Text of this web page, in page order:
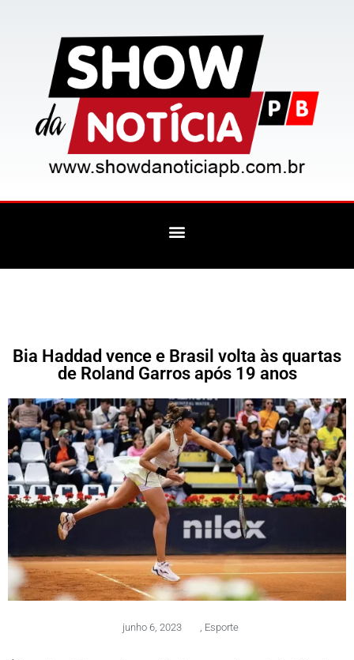
Bia Haddad vence e Brasil volta às quartas
de Roland Garros após 19 anos
junho 6, 2023 Esporte